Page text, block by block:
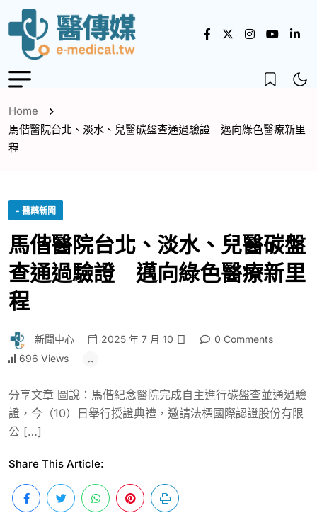
Home
馬偕醫院台北、淡水、兒醫碳盤查通過驗證 邁向綠色醫療新里
程
- 醫藥新聞
馬偕醫院台北、淡水、兒醫碳盤
查通過驗證 邁向綠色醫療新里
程
新聞中心 2025 年 7 月 10 日
0 Comments
696 Views
分享文章 圖說：馬偕紀念醫院完成自主進行碳盤查並通過驗
證，今（10）日舉行授證典禮，邀請法標國際認證股份有限
公 […]
Share This Article: